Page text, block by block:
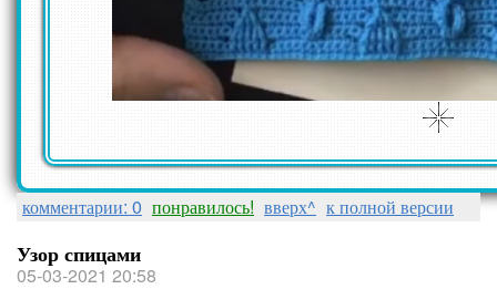
комментарии: 0 понравилось! вверх^ к полной версии
Узор спицами
05-03-2021 20:58